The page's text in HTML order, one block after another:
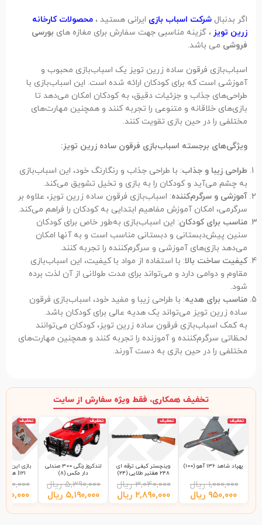
اگر بدنبال شرکت اسباب بازی ایرانی هستید ، محصولات کارخانه
زرین تویز ، گزینه مناسبی جهت سفارش برای مغازه های بورسی
فروشی می باشد.
اسباب‌بازی فرقون ساده زرین تویز یک اسباب‌بازی محبوب و
آموزشی است که برای کودکان ارائه شده است. این اسباب‌بازی با
طراحی‌های جذاب و جزئیات دقیق، به کودکان امکان می‌دهد تا
بازی‌های خلاقانه و متنوعی را تجربه کنند و همچنین مهارت‌های
مختلفی را در حین بازی تقویت کنند.
ویژگی‌های برجسته اسباب‌بازی فرقون ساده زرین تویز:
طراحی زیبا و جذاب: با طراحی جذاب و رنگارنگ خود، این اسباب‌بازی
به چشم می‌آید و کودکان را به بازی و تخیل تشویق می‌کند.
آموزشی و سرگرم‌کننده: اسباب‌بازی فرقون ساده زرین تویز، علاوه بر
سرگرمی، امکان آموزش مفاهیم ابتدایی به کودکان را فراهم می‌کند.
مناسب برای کودکان: این اسباب‌بازی به‌طور خاص برای کودکان
سنین پیش‌دبستانی و دبستانی مناسب است و به آنها امکان
می‌دهد بازی‌های آموزشی و سرگرم‌کننده را تجربه کنند.
کیفیت ساخت بالا: با استفاده از مواد با کیفیت، این اسباب‌بازی
مقاوم و دوامی دارد و می‌تواند برای مدت طولانی از آن لذت برده
شود.
مناسب برای هدیه: با طراحی زیبا و مفید خود، اسباب‌بازی فرقون
ساده زرین تویز می‌تواند یک هدیه عالی برای کودکان باشد.
به کمک اسباب‌بازی فرقون ساده زرین تویز، کودکان می‌توانند
لحظاتی سرگرم‌کننده و آموزنده را تجربه کنند و همچنین مهارت‌های
مختلفی را در حین بازی به دست آورند.
تخفیف همکاری، فقط ویژه سفارش از سایت
تخفیف
پهپاد شاهد 136 آهو (100)
۱,۰۰۰,۰۰۰ ریال
۹۵۰,۰۰۰ ریال
تخفیف
وینچستر کیفی ترقه ای
248 هفتیر طلایی (24)
۳,۰۴۰,۰۰۰ ریال
۲,۸۹۰,۰۰۰ ریال
تخفیف
لندکروز رنگی 300 صندلی
دار مکس (8)
۵,۳۹۰,۰۰۰ ریال
۵,۱۹۰,۰۰۰ ریال
تخفیف
بازی این چی
121| هاردباکس (48)